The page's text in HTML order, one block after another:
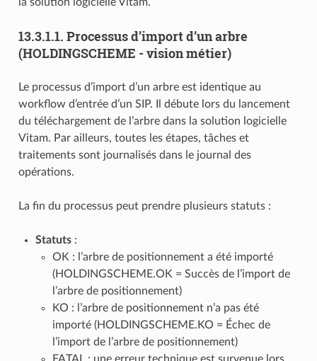
13.3.1.1. Processus d’import d’un arbre
(HOLDINGSCHEME - vision métier)
Le processus d’import d’un arbre est identique au
workflow d’entrée d’un SIP. Il débute lors du lancement
du téléchargement de l’arbre dans la solution logicielle
Vitam. Par ailleurs, toutes les étapes, tâches et
traitements sont journalisés dans le journal des
opérations.
La fin du processus peut prendre plusieurs statuts :
Statuts:
OK : l’arbre de positionnement a été importé
(HOLDINGSCHEME.OK = Succès de l’import de
l’arbre de positionnement)
KO : l’arbre de positionnement n’a pas été
importé (HOLDINGSCHEME.KO = Échec de
l’import de l’arbre de positionnement)